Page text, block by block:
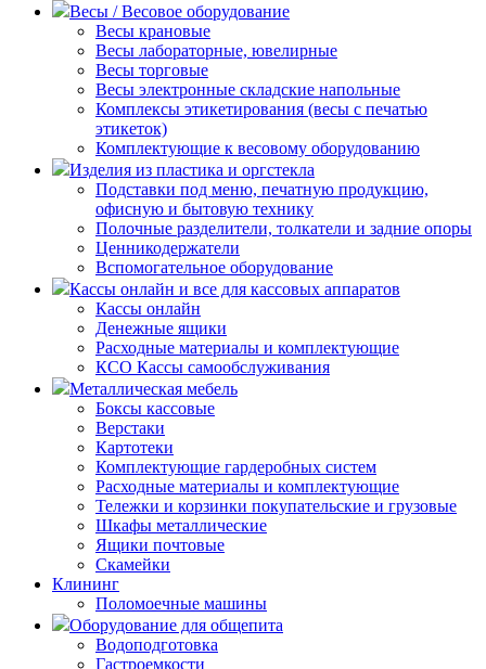
Весы / Весовое оборудование
Весы крановые
Весы лабораторные, ювелирные
Весы торговые
Весы электронные складские напольные
Комплексы этикетирования (весы с печатью
этикеток)
Комплектующие к весовому оборудованию
Изделия из пластика и оргстекла
Подставки под меню, печатную продукцию,
офисную и бытовую технику
Полочные разделители, толкатели и задние опоры
Ценникодержатели
Вспомогательное оборудование
Кассы онлайн и все для кассовых аппаратов
Кассы онлайн
Денежные ящики
Расходные материалы и комплектующие
КСО Кассы самообслуживания
Металлическая мебель
Боксы кассовые
Верстаки
Картотеки
Комплектующие гардеробных систем
Расходные материалы и комплектующие
Тележки и корзинки покупательские и грузовые
Шкафы металлические
Ящики почтовые
Скамейки
Клининг
Поломоечные машины
Оборудование для общепита
Водоподготовка
Гастроемкости